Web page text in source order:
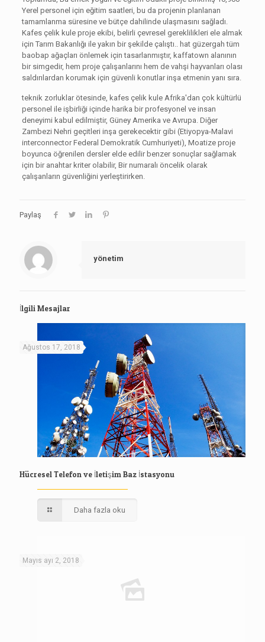
Yerel personel için eğitim saatleri, bu da projenin planlanan
tamamlanma süresine ve bütçe dahilinde ulaşmasını sağladı.
Kafes çelik kule proje ekibi, belirli çevresel gereklilikleri ele almak
için Tarım Bakanlığı ile yakın bir şekilde çalıştı.. hat güzergah tüm
baobap ağaçları önlemek için tasarlanmıştır, kaffatown alanının
bir simgedir, hem proje çalışanlarını hem de vahşi hayvanları olası
saldırılardan korumak için güvenli konutlar inşa etmenin yanı sıra.
teknik zorluklar ötesinde, kafes çelik kule Afrika'dan çok kültürlü
personel ile işbirliği içinde harika bir profesyonel ve insan
deneyimi kabul edilmiştir, Güney Amerika ve Avrupa. Diğer
Zambezi Nehri geçitleri inşa gerekecektir gibi (Etiyopya-Malavi
interconnector Federal Demokratik Cumhuriyeti), Moatize proje
boyunca öğrenilen dersler elde edilir benzer sonuçlar sağlamak
için bir anahtar kriter olabilir, Bir numaralı öncelik olarak
çalışanların güvenliğini yerleştirirken.
Paylaş
yönetim
İlgili Mesajlar
Ağustos 17, 2018
Hücresel Telefon ve İletişim Baz İstasyonu
Daha fazla oku
Mayıs ayı 2, 2018